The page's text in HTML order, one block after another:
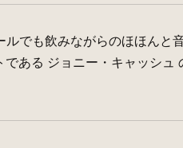
でも飲みながらのほほんと
ある ジョニー・キャッシュ